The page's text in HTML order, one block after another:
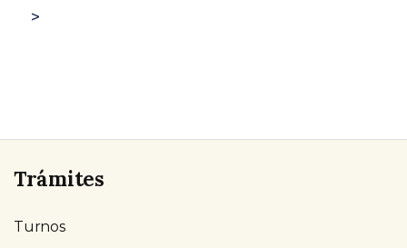
>
Trámites
Turnos